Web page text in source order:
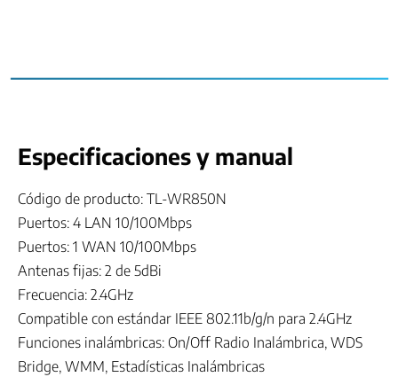
Especificaciones y manual
Código de producto: TL-WR850N
Puertos: 4 LAN 10/100Mbps
Puertos: 1 WAN 10/100Mbps
Antenas fijas: 2 de 5dBi
Frecuencia: 2.4GHz
Compatible con estándar IEEE 802.11b/g/n para 2.4GHz
Funciones inalámbricas: On/Off Radio Inalámbrica, WDS
Bridge, WMM, Estadísticas Inalámbricas